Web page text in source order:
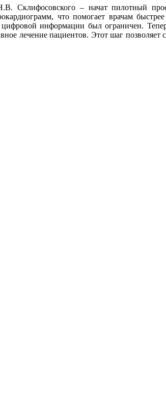
– начат пилотный
что помогает врачам
информации был ограничен.
лечение пациентов. Этот шаг позволяет